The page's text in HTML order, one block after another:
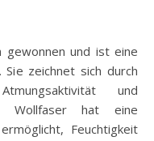
und ist eine
zeichnet sich durch
und
hat eine
Feuchtigkeit